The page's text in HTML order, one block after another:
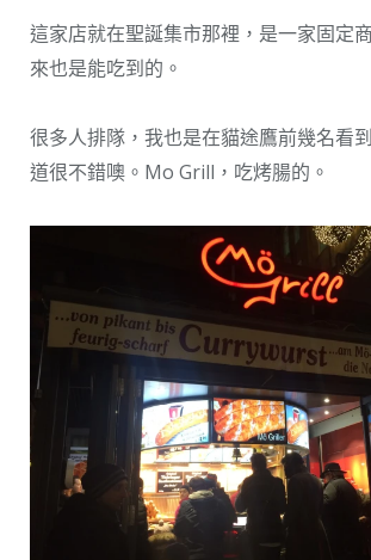
這家店就在聖誕集市那裡，是一家固定
來也是能吃到的。
很多人排隊，我也是在貓途鷹前幾名看
道很不錯噢。Mo Grill，吃烤腸的。